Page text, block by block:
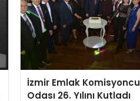
İzmir Emlak
Odası 26. Yılını Kutladı